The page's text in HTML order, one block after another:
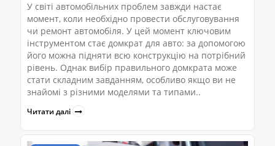
У світі автомобільних проблем завжди настає
момент, коли необхідно провести обслуговування
чи ремонт автомобіля. У цей момент ключовим
інструментом стає домкрат для авто: за допомогою
його можна підняти всю конструкцію на потрібний
рівень. Однак вибір правильного домкрата може
стати складним завданням, особливо якщо ви не
знайомі з різними моделями та типами..
Читати далі